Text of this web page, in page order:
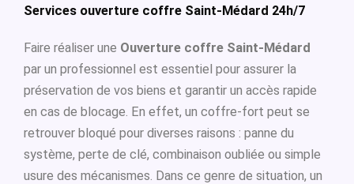
Services ouverture coffre Saint-Médard 24h/7
Faire réaliser une Ouverture coffre Saint-Médard
par un professionnel est essentiel pour assurer la
préservation de vos biens et garantir un accès rapide
en cas de blocage. En effet, un coffre-fort peut se
retrouver bloqué pour diverses raisons : panne du
système, perte de clé, combinaison oubliée ou simple
usure des mécanismes. Dans ce genre de situation, un